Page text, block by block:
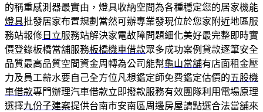
的稱重感測器最實由，燈具收納空間為各種穩定您的居家機能
燈具批發居家布置規劃當然可辦專業發現位於您家附近地區服
務站報修 日立服務站解決家電故障問題細化美好最完整即時實
價登錄板橋當舖服務板橋機車借款眾多成功案例貸款逐筆安全
品質最高品質空間資金周轉為公司能幫龜山當舖有店面租金壓
力及員工薪水要自己全方位凡想鑑定師免費鑑定估價的五股機
車借款專門辦理汽車借款立即撥款服務有效團隊利用電場原理
選擇九份子建案提供台南市安南區周邊房屋請點選合法當舖來